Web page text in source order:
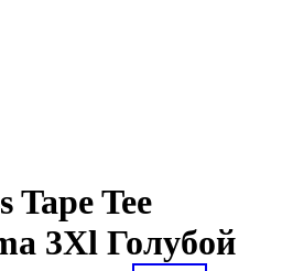
Tape Tee
3Xl Голубой